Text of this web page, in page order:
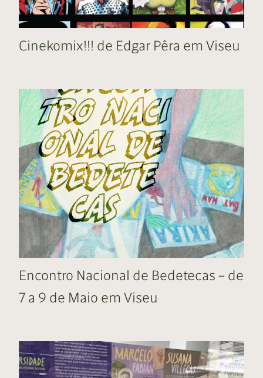
Cinekomix!!! de Edgar Pêra em Viseu
Encontro Nacional de Bedetecas – de
7 a 9 de Maio em Viseu